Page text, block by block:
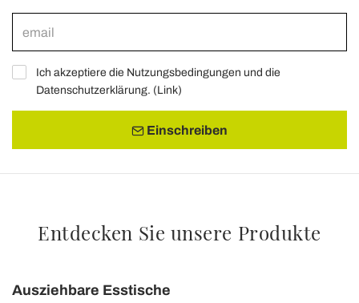
Ich akzeptiere die Nutzungsbedingungen und die
Datenschutzerklärung. (Link)
Einschreiben
Entdecken Sie unsere Produkte
Ausziehbare Esstische